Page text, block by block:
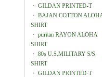
・ GILDAN PRINTED-T
・ BAJAN COTTON
SHIRT
・ puritan RAYON ALOHA
SHIRT
・ 80s U.S.MILITARY S/S
SHIRT
・ GILDAN PRINTED-T